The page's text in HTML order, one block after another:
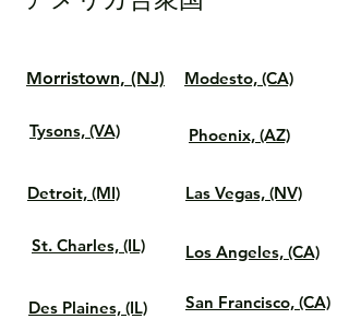
Morristown, (NJ) Modesto, (CA)
​Tysons, (VA) Phoenix, (AZ)
Detroit, (MI) Las Vegas, (NV)
St. Charles, (IL) Los Angeles, (CA)
Des Plaines, (IL) San Francisco, (CA)